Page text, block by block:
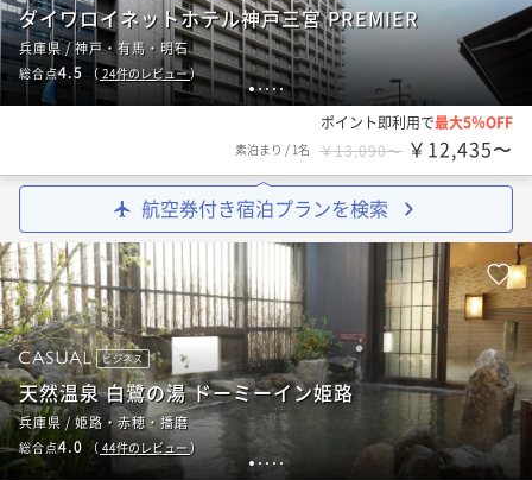
12345
ダイワロイネットホテル神戸三宮 PREMIER
兵庫県 / 神戸・有馬・明石
総合点4.5 （ 24件のレビュー）
ポイント即利用で最大5％OFF
素泊まり / 1名 ￥13,090〜 ￥12,435〜
航空券付き宿泊プランを検索
123 45
ビジネス
天然温泉 白鷺の湯 ドーミーイン姫路
兵庫県 / 姫路・赤穂・播磨
総合点4.0 （ 44件のレビュー）